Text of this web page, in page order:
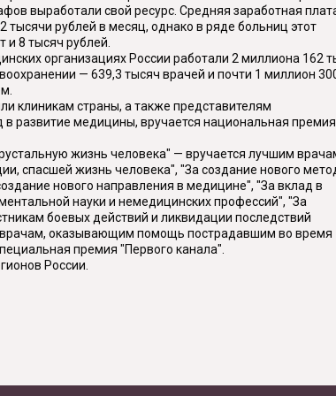
выработали свой ресурс. Средняя заработная
тысячи рублей в месяц, однако в ряде больниц этот
и 8 тысяч рублей.
организациях России работали 2 миллиона 162
— 639,3 тысяч врачей и почти 1 миллион
клиникам страны, а также представителям
развитие медицины, вручается национальная премия
жизнь человека" — вручается лучшим
спасшей жизнь человека", "За создание нового
нового направления в медицине", "За вклад в
науки и немедицинских профессий", "За
боевых действий и ликвидации последствий
оказывающим помощь пострадавшим во время
премия "Первого канала".
России.